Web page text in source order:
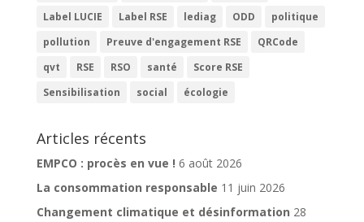
Label LUCIE
Label RSE lediag ODD
politique
pollution
Preuve d'engagement RSE
QRCode
qvt
RSE RSO santé
Score RSE
Sensibilisation
social écologie
Articles récents
EMPCO : procès en vue ! 6 août 2026
La consommation responsable 11 juin 2026
Changement climatique et désinformation 28